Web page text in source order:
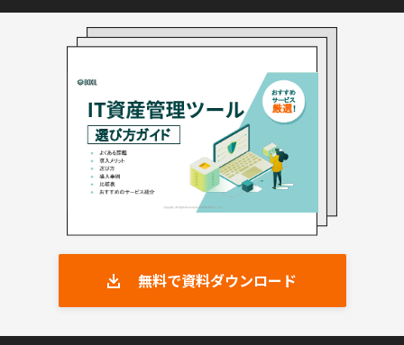
無料で資料ダウンロード